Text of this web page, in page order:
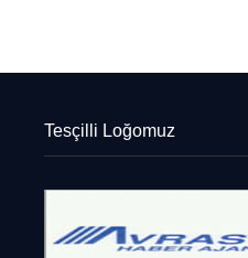
Tesçilli Loğomuz